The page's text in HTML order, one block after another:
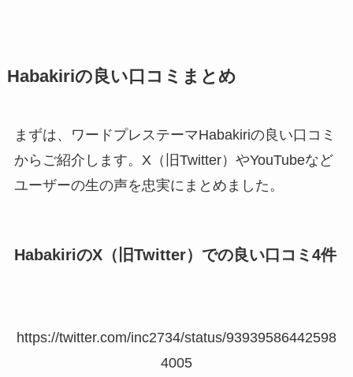
Habakiriの良い口コミまとめ
まずは、ワードプレステーマHabakiriの良い口コミ
からご紹介します。X（旧Twitter）やYouTubeなど
ユーザーの生の声を忠実にまとめました。
HabakiriのX（旧Twitter）での良い口コミ4件
https://twitter.com/inc2734/status/93939586442598
4005